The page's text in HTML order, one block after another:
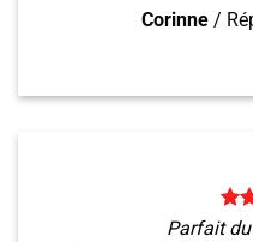
Corinne /
Parfait